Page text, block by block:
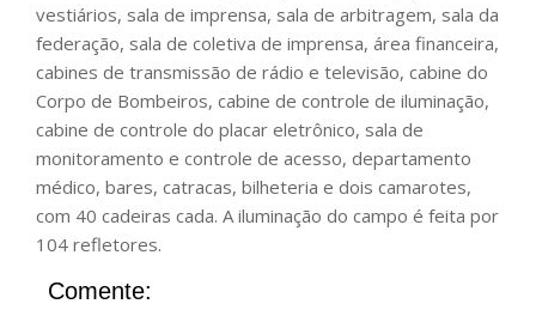
vestiários, sala de imprensa, sala de arbitragem, sala da
federação, sala de coletiva de imprensa, área financeira,
cabines de transmissão de rádio e televisão, cabine do
Corpo de Bombeiros, cabine de controle de iluminação,
cabine de controle do placar eletrônico, sala de
monitoramento e controle de acesso, departamento
médico, bares, catracas, bilheteria e dois camarotes,
com 40 cadeiras cada. A iluminação do campo é feita por
104 refletores.
Comente: